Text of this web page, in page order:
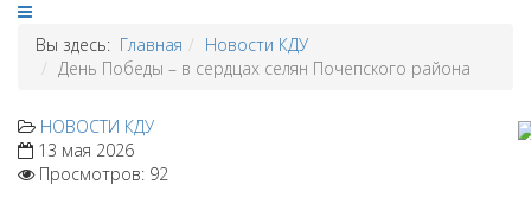
Вы здесь: Главная
Новости КДУ
День Победы – в сердцах селян Почепского района
НОВОСТИ КДУ
13 мая 2026
Просмотров: 92